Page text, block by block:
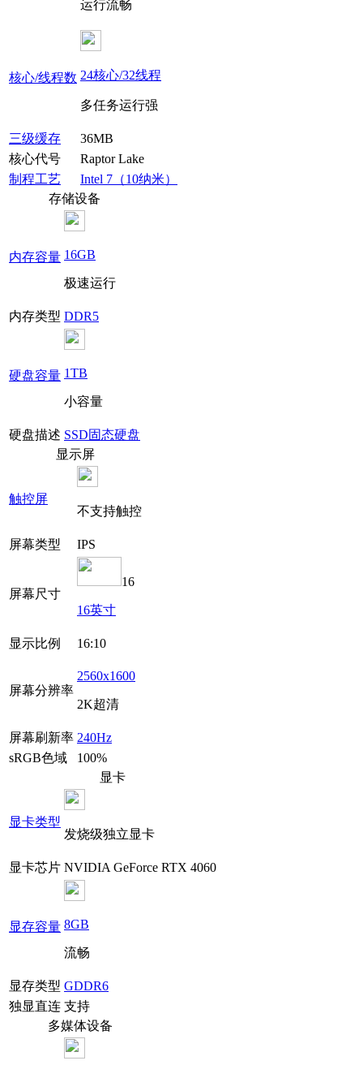
运行流畅
核心/线程数 24核心/32线程
多任务运行强
三级缓存
36MB
核心代号
Raptor Lake
制程工艺
Intel 7（10纳米）
存储设备
内存容量 16GB
极速运行
内存类型 DDR5
硬盘容量 1TB
小容量
硬盘描述 SSD固态硬盘
显示屏
触控屏
不支持触控
屏幕类型 IPS
屏幕尺寸
16
16英寸
显示比例 16:10
屏幕分辨率
2560x1600
2K超清
屏幕刷新率 240Hz
sRGB色域
100%
显卡
显卡类型
发烧级独立显卡
显卡芯片 NVIDIA GeForce RTX 4060
显存容量 8GB
流畅
显存类型 GDDR6
独显直连 支持
多媒体设备